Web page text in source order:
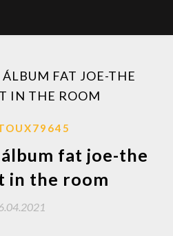
ÁLBUM FAT JOE-THE
IN THE ROOM
fat joe-the
in the room